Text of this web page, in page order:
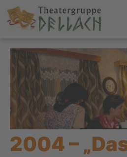
2004 –